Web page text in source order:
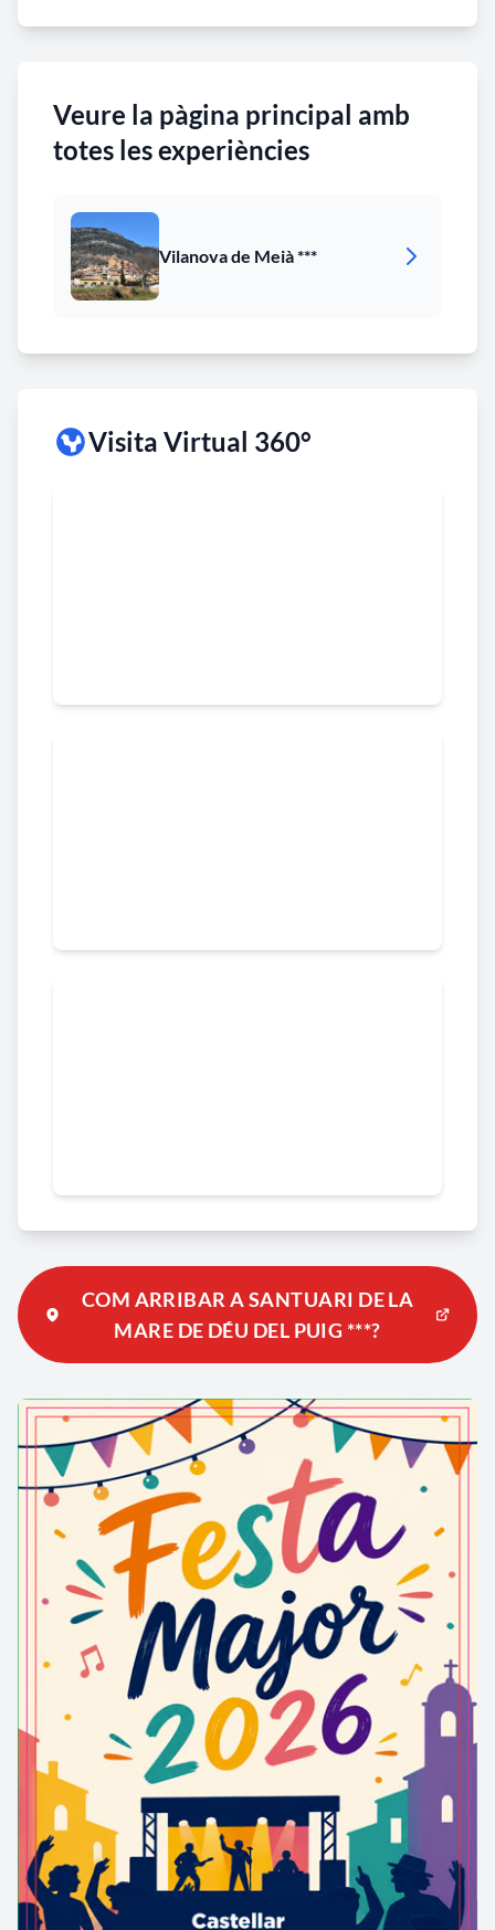
Veure la pàgina principal amb
totes les experiències
Vilanova de Meià ***
Visita Virtual 360°
COM ARRIBAR A SANTUARI DE LA
MARE DE DÉU DEL PUIG ***?